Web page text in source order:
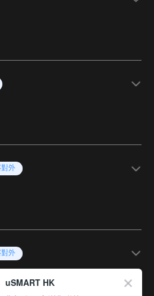
外
對外
uSMART HK